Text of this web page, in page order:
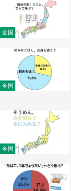
全国
全国
全国